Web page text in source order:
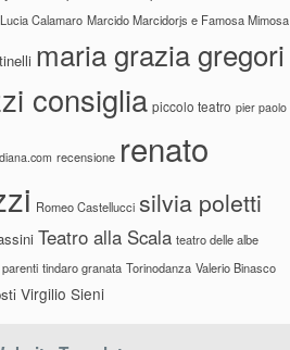
Lucia Calamaro Marcido Marcidorjs e Famosa Mimosa
maria grazia gregori
consiglia piccolo teatro pier paolo
recensione renato
Romeo Castellucci silvia poletti
Teatro alla Scala teatro delle albe
tindaro granata Torinodanza Valerio Binasco
Virgilio Sieni